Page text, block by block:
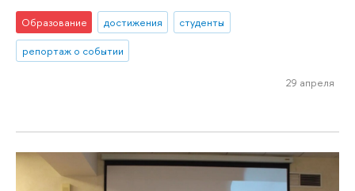
Образование достижения
студенты
репортаж о событии
29 апреля